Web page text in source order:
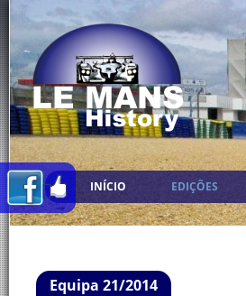
INÍCIO EDIÇÕES
Equipa 21/2014